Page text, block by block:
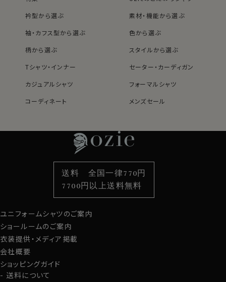
衿型から選ぶ
素材・機能から選ぶ
袖・カフス型から選ぶ
色から選ぶ
柄から選ぶ
スタイルから選ぶ
Tシャツ・インナー
セーター・カーディガン
カジュアルシャツ
フォーマルシャツ
コーディネート
メンズセール
袖・カフス型から選ぶ
色から選ぶ
柄から選ぶ
スタイルから選ぶ
カジュアルシャツ
定番シャツ
カフスボタン
サスペンダー
財布・名刺入れ
バッグ
ストール・マフラー
グローブ
ユニフォームシャツのご案内
ショールームのご案内
衣装提供・メディア掲載
会社概要
ショッピングガイド
送料について
送料 全国一律770円
7700円以上送料無料